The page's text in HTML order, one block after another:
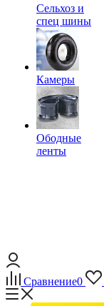
Сельхоз и
спец шины
Камеры
Ободные
ленты
Сравнение0